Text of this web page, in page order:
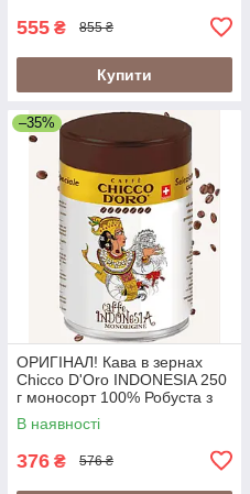
555 ₴ 855 ₴
Купити
–35%
ОРИГІНАЛ! Кава в зернах
Chicco D'Oro INDONESIA 250
г моносорт 100% Робуста з
вулканічних ґрунтів Індонезії
у банці (Швейцарія)
В наявності
376 ₴ 576 ₴